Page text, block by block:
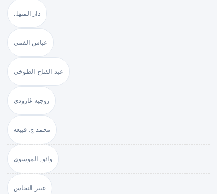
دار المنهل
عباس القمي
عبد الفتاح الطوخي
روجيه غارودي
محمد ج. قبيعة
واثق الموسوي
عبير النحاس